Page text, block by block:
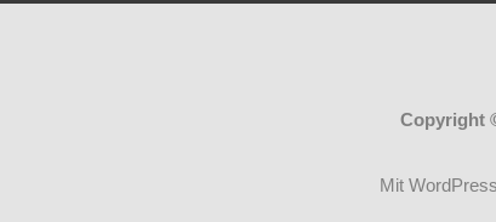
Copyright
Mit